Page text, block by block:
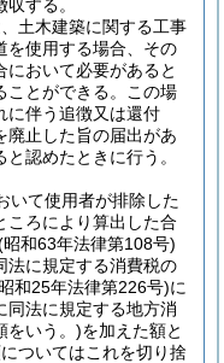
する。
土木建築に関する工事
を使用する場合、その
おいて必要があると
とができる。
この場
に伴う追徴又は還付
廃止した旨の届出があ
認めたときに行う。
いて使用者が排除した
ころにより算出した合
昭和63年法律第108号)
法に規定する消費税の
和25年法律第226号)に
同法に規定する地方消
をいう。)を加えた額と
ついてはこれを切り捨